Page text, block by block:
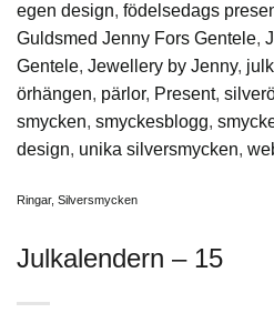
egen design, födelsedags
Guldsmed Jenny Fors Gentele,
Gentele, Jewellery by Jenny,
örhängen, pärlor, Present,
smycken, smyckesblogg,
design, unika silversmycken,
Ringar, Silversmycken
Julkalendern – 15